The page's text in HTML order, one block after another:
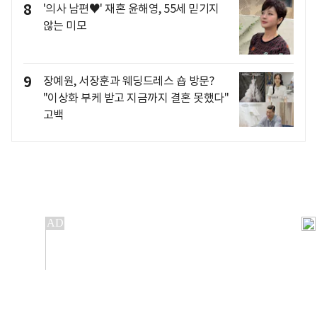
8
'의사 남편♥' 재혼 윤해영, 55세 믿기지
않는 미모
9
장예원, 서장훈과 웨딩드레스 숍 방문?
"이상화 부케 받고 지금까지 결혼 못했다"
고백